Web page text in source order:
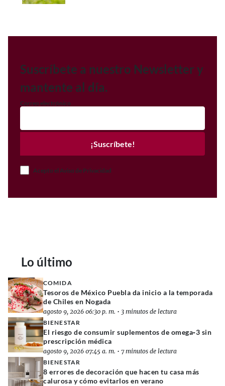
Suscríbete a nuestro Newsletter y
mantente al día.
Correo electrónico
¡Suscríbete!
Acepto el Aviso de Privacidad
Lo último
COMIDA
Tesoros de México Puebla da inicio a la temporada
de Chiles en Nogada
agosto 9, 2026 06:30 p. m. • 3 minutos de lectura
BIENESTAR
El riesgo de consumir suplementos de omega‑3 sin
prescripción médica
agosto 9, 2026 07:45 a. m. • 7 minutos de lectura
BIENESTAR
8 errores de decoración que hacen tu casa más
calurosa y cómo evitarlos en verano